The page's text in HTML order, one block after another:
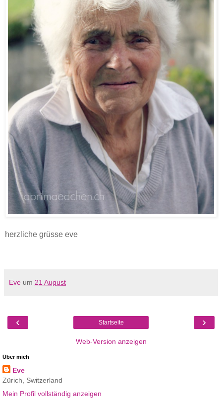
herzliche grüsse eve
Eve um 21 August
‹ ›
Startseite
Web-Version anzeigen
Über mich
Eve
Zürich, Switzerland
Mein Profil vollständig anzeigen